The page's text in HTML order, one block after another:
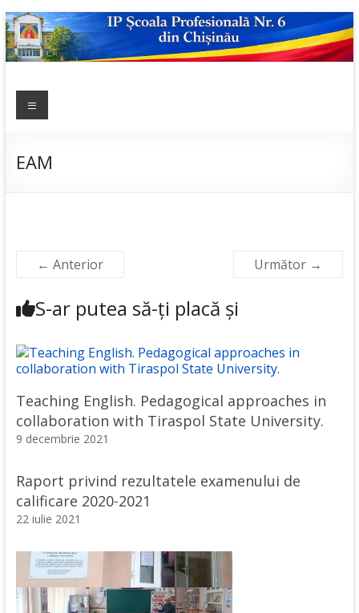
Skip
to
content
scoala
nr.6; școală
Meniu
EAM
← Anterior Următor →
S-ar putea să-ți placă și
Teaching English. Pedagogical approaches in
collaboration with Tiraspol State University.
9 decembrie 2021
Raport privind rezultatele examenului de
calificare 2020-2021
22 iulie 2021